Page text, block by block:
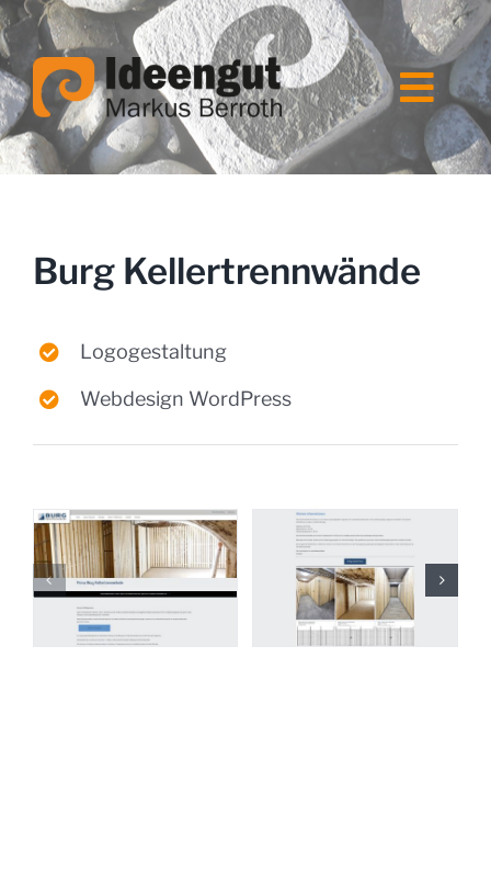
Zum
Inhalt
springen
Home
Ideengut
Referenzen
Burg Kellertrennwände
Logogestaltung
Webdesign WordPress